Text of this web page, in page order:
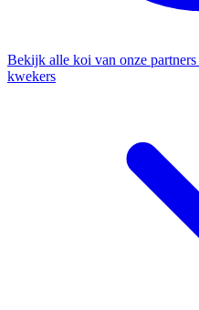
Bekijk alle koi van onze partners
kwekers